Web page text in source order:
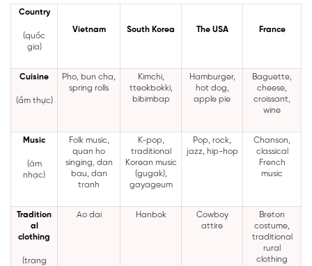
Country
(quốc
gia)
Vietnam South Korea The USA France
Cuisine
(ẩm thực)
Pho, bun cha,
spring rolls
Kimchi,
tteokbokki,
bibimbap
Hamburger,
hot dog,
apple pie
Baguette,
cheese,
croissant,
wine
Music
(âm
nhạc)
Folk music,
quan ho
singing, dan
bau, dan
tranh
K-pop,
traditional
Korean music
(gugak),
gayageum
Pop, rock,
jazz, hip-hop
Chanson,
classical
French
music
Tradition
al
clothing
(trang
Ao dai Hanbok
Cowboy
attire
Breton
costume,
traditional
rural
clothing